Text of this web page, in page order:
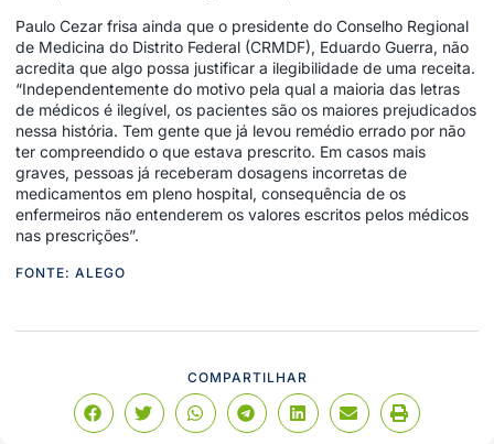
Paulo Cezar frisa ainda que o presidente do Conselho Regional
de Medicina do Distrito Federal (CRMDF), Eduardo Guerra, não
acredita que algo possa justificar a ilegibilidade de uma receita.
“Independentemente do motivo pela qual a maioria das letras
de médicos é ilegível, os pacientes são os maiores prejudicados
nessa história. Tem gente que já levou remédio errado por não
ter compreendido o que estava prescrito. Em casos mais
graves, pessoas já receberam dosagens incorretas de
medicamentos em pleno hospital, consequência de os
enfermeiros não entenderem os valores escritos pelos médicos
nas prescrições”.
FONTE: ALEGO
COMPARTILHAR